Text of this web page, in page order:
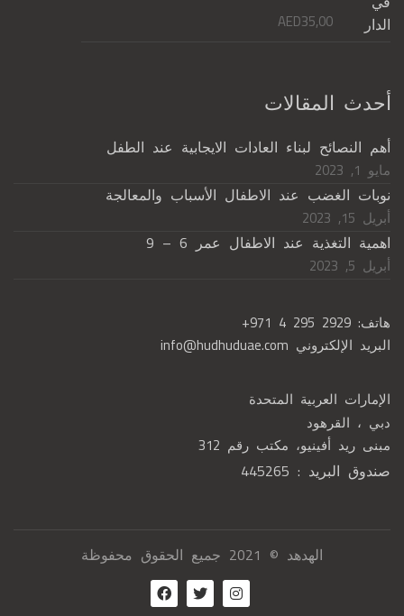
AED35,00
أحدث المقالات
أهم النصائح لبناء العادات الايجابية عند الطفل
مايو 1, 2023
نوبات الغضب عند الاطفال الأسباب والمعالجة
أبريل 15, 2023
اهمية التغذية عند الاطفال عمر 6 – 9
أبريل 5, 2023
هاتف: +971 4 295 2929
البريد الإلكتروني info@hudhuduae.com
الإمارات العربية المتحدة
دبي ، القرهود
مبنى ريد أفينيو، مكتب رقم 312
صندوق البريد : 445265
الهدهد © 2021 جميع الحقوق محفوظة